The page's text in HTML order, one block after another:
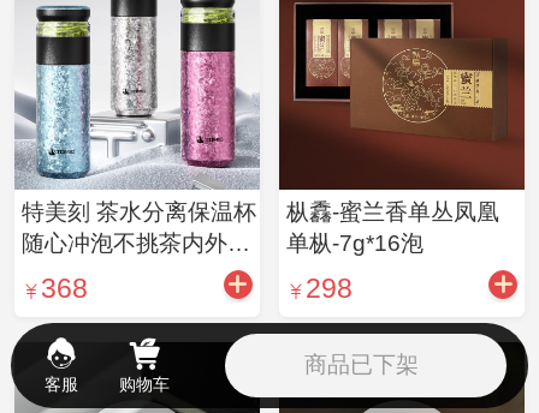
特美刻 茶水分离保温杯
随心冲泡不挑茶内外双
层纯钛茶水分离泡茶新
款男女大容量钛水杯子
368
枞馫-蜜兰香单丛凤凰
单枞-7g*16泡
298
客服 购物车
商品已下架